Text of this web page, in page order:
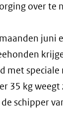
over te
met
35 kg
schipper